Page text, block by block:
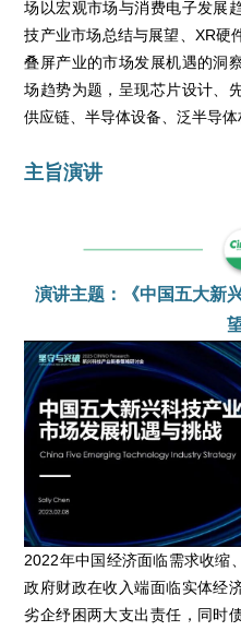
场以宏观市场与消费电子发展
技产业市场总结与展望、XR硬
叠屏产业的市场发展机遇的洞
场趋势为题，呈现芯片设计、
供应链、半导体设备、泛半导体
主旨演讲
演讲主题：《中国五大新
2022年中国经济面临需求收缩
政府财政在收入端面临实体经
劣企纾困两大支出责任，同时